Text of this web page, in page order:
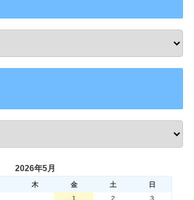
2026年5月
木 金 土
日
1
2
3